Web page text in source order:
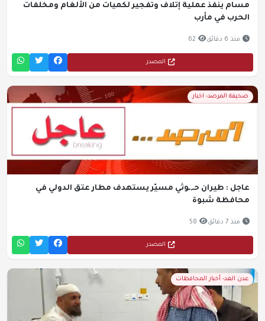
مسام ينفذ عملية إتلاف وتفجير لكميات من الألغام ومخلفات
الحرب في مأرب
منذ 6 دقائق 62
المصدر
صحيفة المرصد- اخبار
عاجل : طيران حـ,ـوثي مسيّر يستهدف مطار عتق الدولي في
محافظة شبوة
منذ 7 دقائق 58
المصدر
عدن الغد- أخبار المحافظات